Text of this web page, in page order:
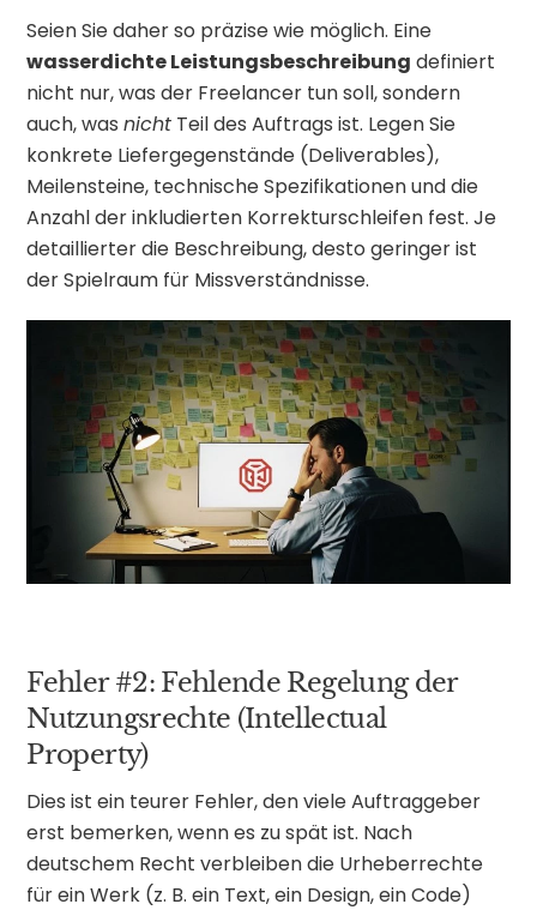
Seien Sie daher so präzise wie möglich. Eine
wasserdichte Leistungsbeschreibung definiert
nicht nur, was der Freelancer tun soll, sondern
auch, wasnicht Teil des Auftrags ist. Legen Sie
konkrete Liefergegenstände (Deliverables),
Meilensteine, technische Spezifikationen und die
Anzahl der inkludierten Korrekturschleifen fest. Je
detaillierter die Beschreibung, desto geringer ist
der Spielraum für Missverständnisse.
Fehler #2: Fehlende Regelung der
Nutzungsrechte (Intellectual
Property)
Dies ist ein teurer Fehler, den viele Auftraggeber
erst bemerken, wenn es zu spät ist. Nach
deutschem Recht verbleiben die Urheberrechte
für ein Werk (z. B. ein Text, ein Design, ein Code)